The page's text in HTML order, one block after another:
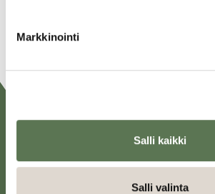
Markkinointi
Salli kaikki
Salli valinta